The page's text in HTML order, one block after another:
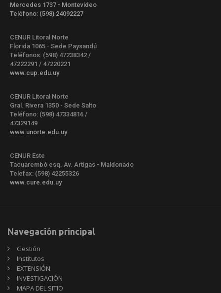
Mercedes 1737 - Montevideo
Teléfono: (598) 24092227
CENUR Litoral Norte
Florida 1065 - Sede Paysandú
Teléfonos: (598) 47238342 /
47222291 / 47220221
www.cup.edu.uy
CENUR Litoral Norte
Gral. Rivera 1350 - Sede Salto
Teléfono: (598) 47334816 /
47329149
www.unorte.edu.uy
CENUR Este
Tacuarembó esq. Av. Artigas - Maldonado
Telefax: (598) 42255326
www.cure.edu.uy
Navegación principal
Gestión
Institutos
EXTENSIÓN
INVESTIGACIÓN
MAPA DEL SITIO